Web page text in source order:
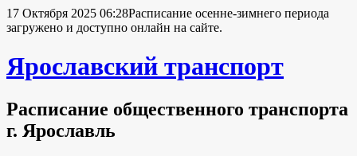
17 Октября 2025 06:28Расписание осенне-зимнего периода
загружено и доступно онлайн на сайте.
Ярославский транспорт
Расписание общественного транспорта
г. Ярославль